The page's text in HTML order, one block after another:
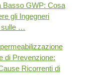
Basso GWP: Cosa
gli Ingegneri
sulle …
di Prevenzione:
Ricorrenti di